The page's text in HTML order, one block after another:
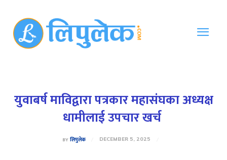
युवाबर्ष माविद्वारा पत्रकार महासंघका अध्यक्ष
धामीलाई उपचार खर्च
BYलिपुलेक DECEMBER 5, 2025